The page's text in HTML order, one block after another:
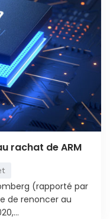
rachat de ARM
(rapporté par
de renoncer au